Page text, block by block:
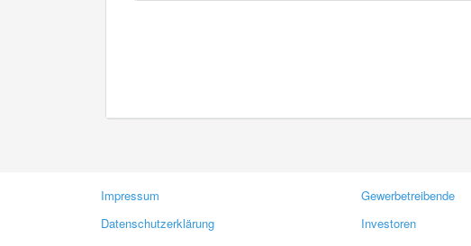
Impressum
Datenschutzerklärung
Gewerbetreibende
Investoren